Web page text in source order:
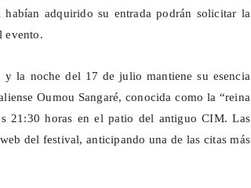
adquirido su entrada podrán solicitar la
y la noche del 17 de julio mantiene su esencia
Oumou Sangaré, conocida como la “reina
21:30 horas en el patio del antiguo CIM. Las
del festival, anticipando una de las citas más